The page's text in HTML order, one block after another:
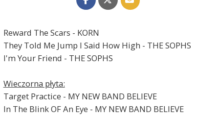
Reward The Scars - KORN
They Told Me Jump I Said How High - THE SOPHS
I'm Your Friend - THE SOPHS
Wieczorna płyta:
Target Practice - MY NEW BAND BELIEVE
In The Blink OF An Eye - MY NEW BAND BELIEVE